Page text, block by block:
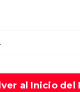
al Inicio del